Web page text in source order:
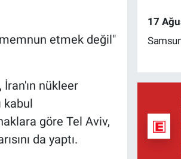
etmek değil"
nükleer
kabul
göre Tel Aviv,
da yaptı.
17